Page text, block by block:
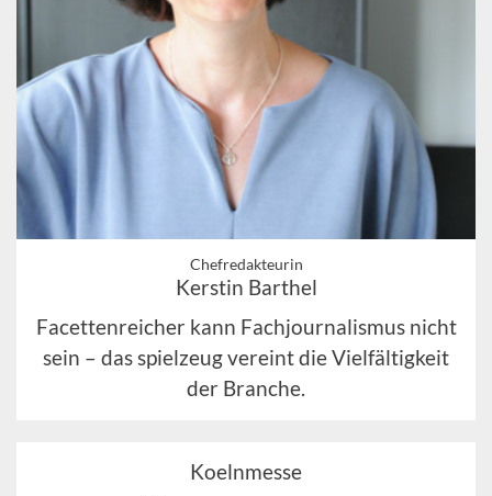
Chefredakteurin
Kerstin Barthel
Facettenreicher kann Fachjournalismus nicht
sein – das spielzeug vereint die Vielfältigkeit
der Branche.
Koelnmesse